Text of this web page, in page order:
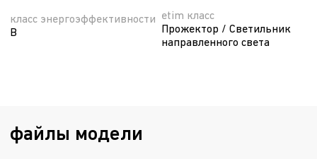
класс энергоэффективности
B
etim класс
Прожектор / Светильник
направленного света
файлы модели